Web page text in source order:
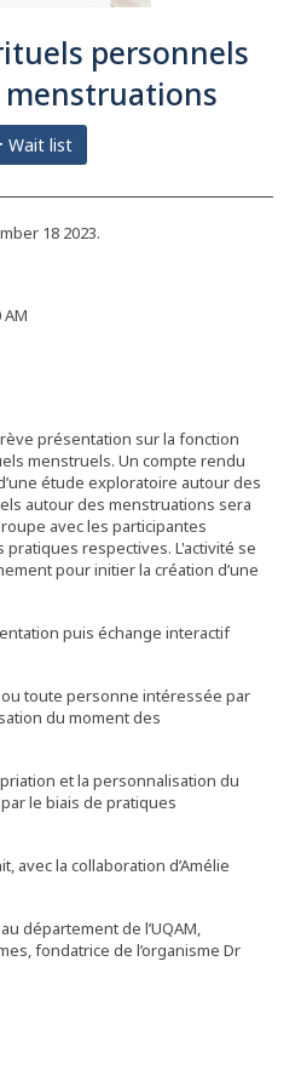
personnels
Wait list
18 2023.
AM
présentation sur la fonction
menstruels. Un compte rendu
étude exploratoire autour des
autour des menstruations sera
avec les participantes
respectives. L'activité se
pour initier la création d’une
puis échange interactif
toute personne intéressée par
du moment des
et la personnalisation du
le biais de pratiques
avec la collaboration d’Amélie
département de l’UQAM,
fondatrice de l’organisme Dr